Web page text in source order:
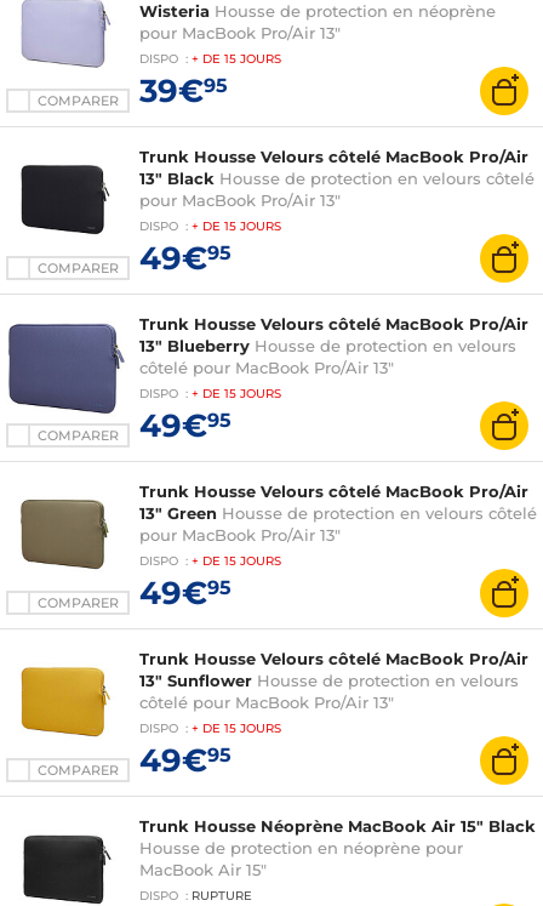
COMPARER
Wisteria Housse de protection en néoprène
pour MacBook Pro/Air 13"
DISPO : + DE 15 JOURS
39€95
COMPARER
Trunk Housse Velours côtelé MacBook Pro/Air
13" Black Housse de protection en velours côtelé
pour MacBook Pro/Air 13"
DISPO : + DE 15 JOURS
49€95
COMPARER
Trunk Housse Velours côtelé MacBook Pro/Air
13" Blueberry Housse de protection en velours
côtelé pour MacBook Pro/Air 13"
DISPO : + DE 15 JOURS
49€95
COMPARER
Trunk Housse Velours côtelé MacBook Pro/Air
13" Green Housse de protection en velours côtelé
pour MacBook Pro/Air 13"
DISPO : + DE 15 JOURS
49€95
COMPARER
Trunk Housse Velours côtelé MacBook Pro/Air
13" Sunflower Housse de protection en velours
côtelé pour MacBook Pro/Air 13"
DISPO : + DE 15 JOURS
49€95
Trunk Housse Néoprène MacBook Air 15" Black
Housse de protection en néoprène pour
MacBook Air 15"
DISPO : RUPTURE